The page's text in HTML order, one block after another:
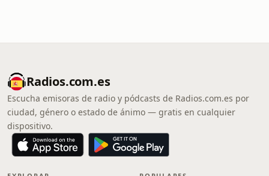
Radios.com.es
Escucha emisoras de radio y pódcasts de Radios.com.es por
ciudad, género o estado de ánimo — gratis en cualquier
dispositivo.